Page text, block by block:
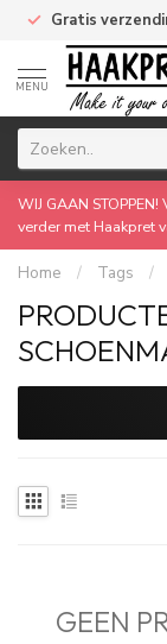
Gratis
MENU
WIJ GAAN
verder met Haakpret
Home / Tags /
GEEN